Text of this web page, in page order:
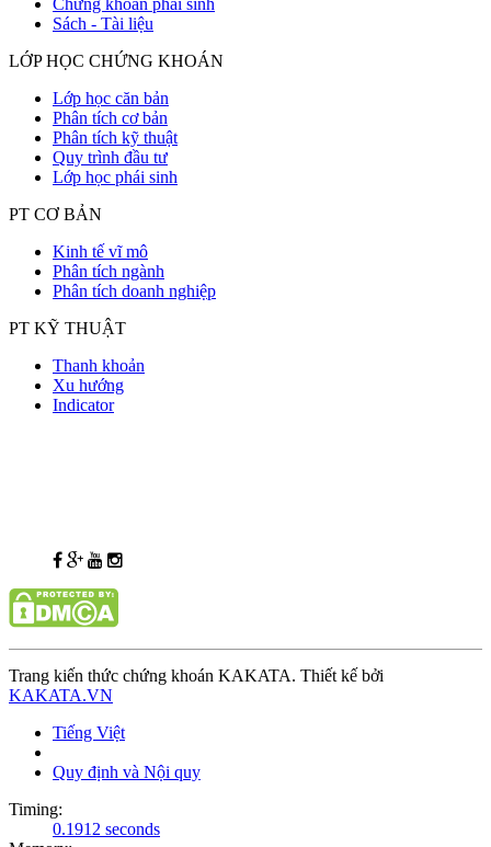
Sách - Tài liệu
LỚP HỌC CHỨNG KHOÁN
Lớp học căn bản
Phân tích cơ bản
Phân tích kỹ thuật
Quy trình đầu tư
Lớp học phái sinh
PT CƠ BẢN
Kinh tế vĩ mô
Phân tích ngành
Phân tích doanh nghiệp
PT KỸ THUẬT
Thanh khoản
Xu hướng
Indicator
Trang kiến thức chứng khoán KAKATA. Thiết kế bởi
KAKATA.VN
Tiếng Việt
Quy định và Nội quy
Timing:
0.1912 seconds